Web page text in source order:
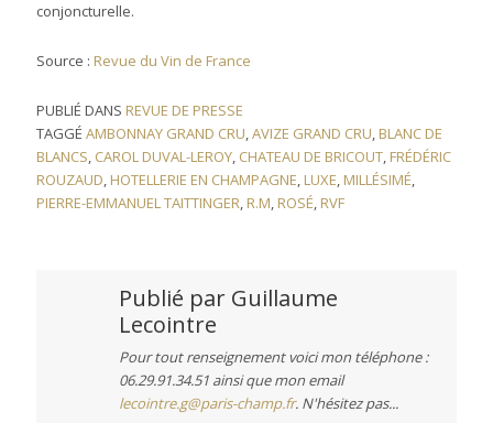
conjoncturelle.
Source : Revue du Vin de France
PUBLIÉ DANS REVUE DE PRESSE
TAGGÉAMBONNAY GRAND CRU,AVIZE GRAND CRU, BLANC DE
BLANCS, CAROL DUVAL-LEROY, CHATEAU DE BRICOUT, FRÉDÉRIC
ROUZAUD, HOTELLERIE EN CHAMPAGNE, LUXE, MILLÉSIMÉ,
PIERRE-EMMANUEL TAITTINGER, R.M, ROSÉ, RVF
Publié par Guillaume
Lecointre
Pour tout renseignement voici mon téléphone :
06.29.91.34.51 ainsi que mon email
lecointre.g@paris-champ.fr. N'hésitez pas...